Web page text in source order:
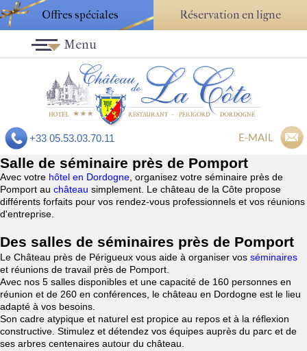
Offres spéciales Réservation en ligne
+33 05.53.03.70.11 E-MAIL
Menu
Salle de séminaire près de Pomport
Avec votre hôtel en Dordogne , organisez votre séminaire près de
Pomport au château simplement. Le château de la Côte propose
différents forfaits pour vos rendez-vous professionnels et vos réunions
d'entreprise.
Des salles de séminaires près de Pomport
Le Château près de Périgueux vous aide à organiser vos séminaires
et réunions de travail près de Pomport.
Avec nos 5 salles disponibles et une capacité de 160 personnes en
réunion et de 260 en conférences, le château en Dordogne est le lieu
adapté à vos besoins.
Son cadre atypique et naturel est propice au repos et à la réflexion
constructive. Stimulez et détendez vos équipes auprès du parc et de
ses arbres centenaires autour du château.